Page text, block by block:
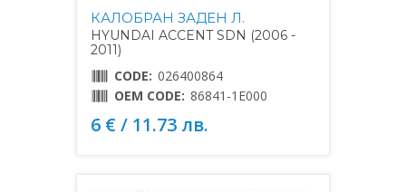
КАЛОБРАН ЗАДЕН Л.
HYUNDAI ACCENT SDN (2006 -
2011)
CODE: 026400864
OEM CODE: 86841-1E000
6 € / 11.73 лв.